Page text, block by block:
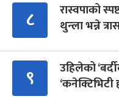
८
रास्वपाको
थुन्ला भन्ने
९
उहिलेको
‘कनेक्टिभिटी